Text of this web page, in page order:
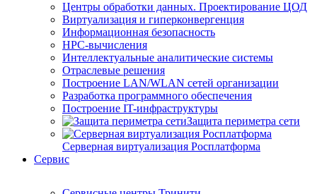
Центры обработки данных. Проектирование ЦОД
Виртуализация и гиперконвергенция
Информационная безопасность
HPC-вычисления
Интеллектуальные аналитические системы
Отраслевые решения
Построение LAN/WLAN сетей организации
Разработка программного обеспечения
Построение IT-инфраструктуры
Защита периметра сети
Серверная виртуализация Росплатформа
Сервис